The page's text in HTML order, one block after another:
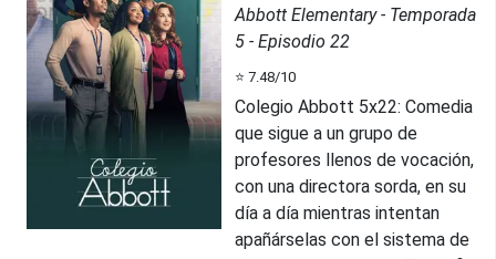
Abbott Elementary- Temporada
5 - Episodio 22
⭐ 7.48/10
Colegio Abbott 5x22: Comedia
que sigue a un grupo de
profesores llenos de vocación,
con una directora sorda, en su
día a día mientras intentan
apañárselas con el sistema de